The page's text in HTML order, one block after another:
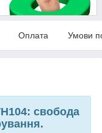
Оплата Умови
свобода